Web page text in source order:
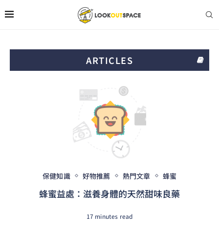
ARTICLES
保健知識 好物推薦 熱門文章 蜂蜜
蜂蜜益處：滋養身體的天然甜味良藥
17 minutes read